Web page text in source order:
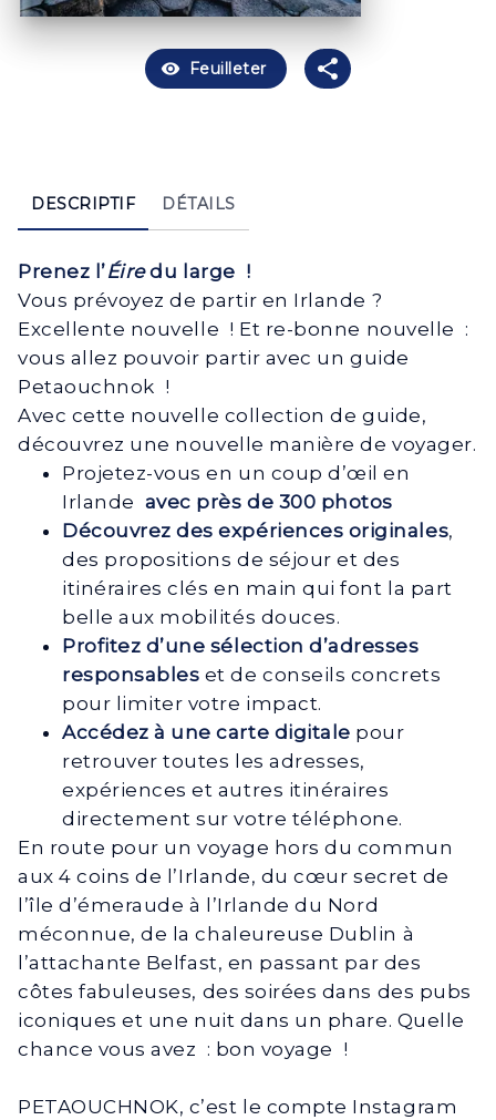
visibility Feuilleter
DESCRIPTIF DÉTAILS
Prenez l’Éiredu large !
Vous prévoyez de partir en Irlande ?
Excellente nouvelle ! Et re-bonne nouvelle :
vous allez pouvoir partir avec un guide
Petaouchnok !
Avec cette nouvelle collection de guide,
découvrez une nouvelle manière de voyager.
Projetez-vous en un coup d’œil en
Irlande avec près de 300 photos
Découvrez des expériences originales,
des propositions de séjour et des
itinéraires clés en main qui font la part
belle aux mobilités douces.
Profitez d’une sélection d’adresses
responsables et de conseils concrets
pour limiter votre impact.
Accédez à une carte digitale pour
retrouver toutes les adresses,
expériences et autres itinéraires
directement sur votre téléphone.
En route pour un voyage hors du commun
aux 4 coins de l’Irlande, du cœur secret de
l’île d’émeraude à l’Irlande du Nord
méconnue, de la chaleureuse Dublin à
l’attachante Belfast, en passant par des
côtes fabuleuses, des soirées dans des pubs
iconiques et une nuit dans un phare. Quelle
chance vous avez : bon voyage !
PETAOUCHNOK, c’est le compte Instagram